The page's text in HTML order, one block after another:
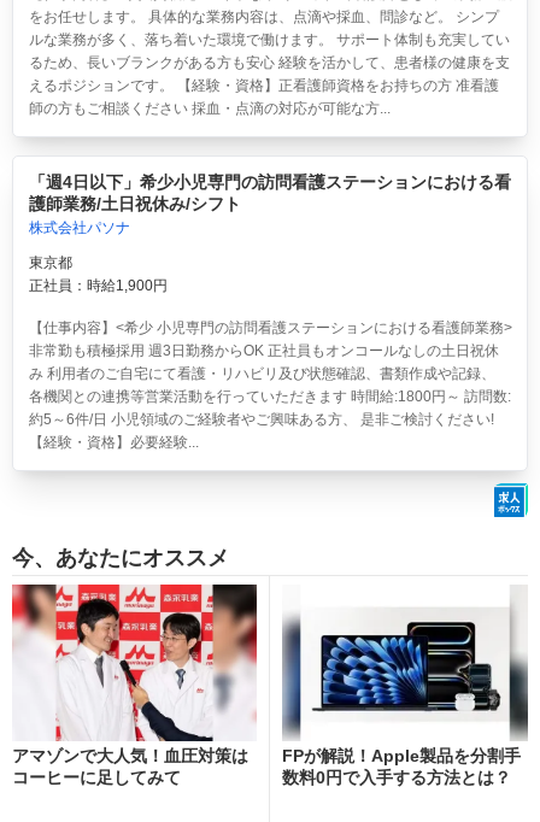
をお任せします。 具体的な業務内容は、点滴や採血、問診など。 シンプ
ルな業務が多く、落ち着いた環境で働けます。 サポート体制も充実してい
るため、長いブランクがある方も安心 経験を活かして、患者様の健康を支
えるポジションです。 【経験・資格】正看護師資格をお持ちの方 准看護
師の方もご相談ください 採血・点滴の対応が可能な方...
「週4日以下」希少小児専門の訪問看護ステーションにおける看
護師業務/土日祝休み/シフト
株式会社パソナ
東京都
正社員：時給1,900円
【仕事内容】<希少 小児専門の訪問看護ステーションにおける看護師業務>
非常勤も積極採用 週3日勤務からOK 正社員もオンコールなしの土日祝休
み 利用者のご自宅にて看護・リハビリ及び状態確認、書類作成や記録、
各機関との連携等営業活動を行っていただきます 時間給:1800円～ 訪問数:
約5～6件/日 小児領域のご経験者やご興味ある方、 是非ご検討ください!
【経験・資格】必要経験...
今、あなたにオススメ
アマゾンで大人気！血圧対策は
コーヒーに足してみて
FPが解説！Apple製品を分割手
数料0円で入手する方法とは？